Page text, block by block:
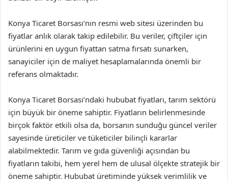
Konya Ticaret Borsası’nın resmi web sitesi üzerinden bu
fiyatlar anlık olarak takip edilebilir. Bu veriler, çiftçiler için
ürünlerini en uygun fiyattan satma fırsatı sunarken,
sanayiciler için de maliyet hesaplamalarında önemli bir
referans olmaktadır.
Konya Ticaret Borsası’ndaki hububat fiyatları, tarım sektörü
için büyük bir öneme sahiptir. Fiyatların belirlenmesinde
birçok faktör etkili olsa da, borsanın sunduğu güncel veriler
sayesinde üreticiler ve tüketiciler bilinçli kararlar
alabilmektedir. Tarım ve gıda güvenliği açısından bu
fiyatların takibi, hem yerel hem de ulusal ölçekte stratejik bir
öneme sahiptir. Hububat üretiminde yüksek verimlilik ve